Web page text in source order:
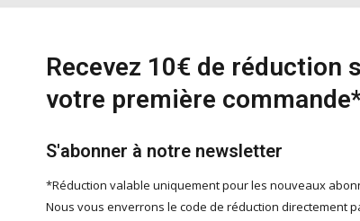
Ce que disent nos clients
Recevez 10€ de réduction
votre première
S'abonner à notre newsletter
*Réduction valable uniquement pour les nouveaux
Nous vous enverrons le code de réduction directement